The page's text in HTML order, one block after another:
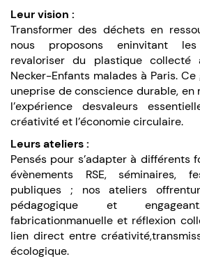
Leur vision :
Transformer des déchets en
nous proposons eninvitant
revaloriser du plastique collecté
Necker-Enfants malades à Paris.
uneprise de conscience durable,
l’expérience desvaleurs
créativité et l’économie circulaire.
Leurs ateliers :
Pensés pour s’adapter à différents
évènements RSE, séminaires,
publiques ; nos ateliers
pédagogique et
fabricationmanuelle et réflexion
lien direct entre
écologique.